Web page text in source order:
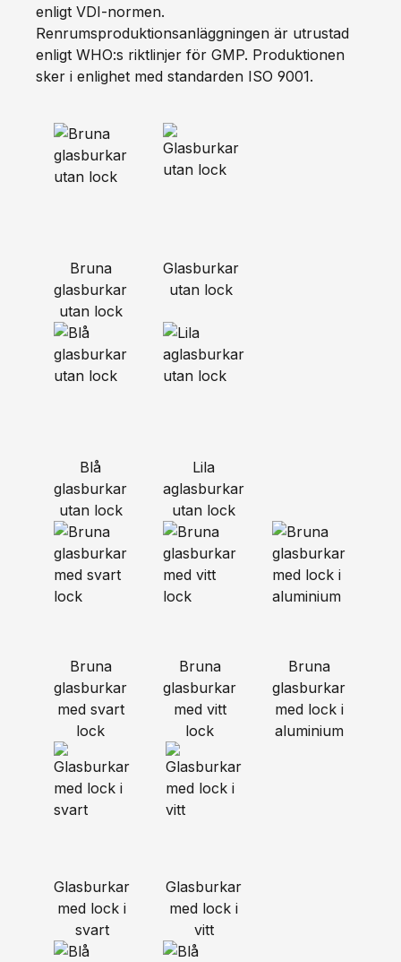
enligt VDI-normen.
Renrumsproduktionsanläggningen är utrustad
enligt WHO:s riktlinjer för GMP. Produktionen
sker i enlighet med standarden ISO 9001.
Bruna
glasburkar
utan lock
Glasburkar
utan lock
Blå
glasburkar
utan lock
Lila
aglasburkar
utan lock
Bruna
glasburkar
med svart
lock
Bruna
glasburkar
med vitt
lock
Bruna
glasburkar
med lock i
aluminium
Glasburkar
med lock i
svart
Glasburkar
med lock i
vitt